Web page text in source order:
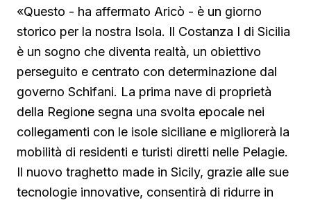
«Questo - ha affermato Aricò - è un giorno
storico per la nostra Isola. Il Costanza I di Sicilia
è un sogno che diventa realtà, un obiettivo
perseguito e centrato con determinazione dal
governo Schifani. La prima nave di proprietà
della Regione segna una svolta epocale nei
collegamenti con le isole siciliane e migliorerà la
mobilità di residenti e turisti diretti nelle Pelagie.
Il nuovo traghetto made in Sicily, grazie alle sue
tecnologie innovative, consentirà di ridurre in